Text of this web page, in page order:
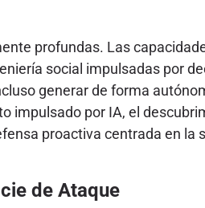
profundas. Las
social impulsadas por
generar de forma
impulsado por IA, el
proactiva centrada en
de Ataque